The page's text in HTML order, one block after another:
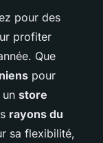
pour des
profiter
Que
pour
store
rayons du
sa flexibilité,